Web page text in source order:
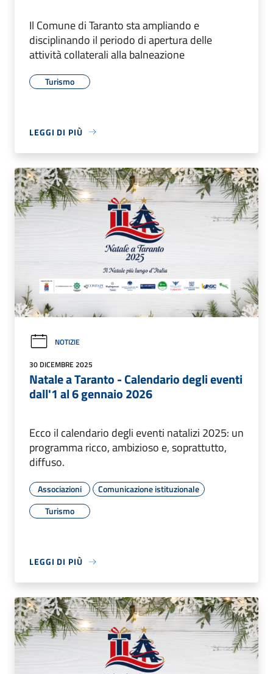
Il Comune di Taranto sta ampliando e
disciplinando il periodo di apertura delle
attività collaterali alla balneazione
Turismo
LEGGI DI PIÙ
NOTIZIE
30 DICEMBRE 2025
Natale a Taranto - Calendario degli eventi
dall'1 al 6 gennaio 2026
Ecco il calendario degli eventi natalizi 2025: un
programma ricco, ambizioso e, soprattutto,
diffuso.
Associazioni
Comunicazione istituzionale
Turismo
LEGGI DI PIÙ